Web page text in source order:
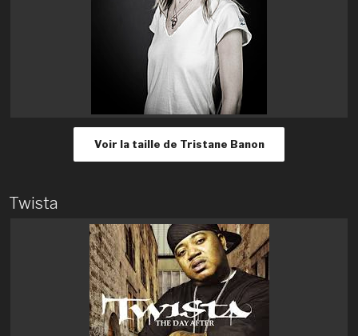
Voir la taille de Tristane Banon
Twista